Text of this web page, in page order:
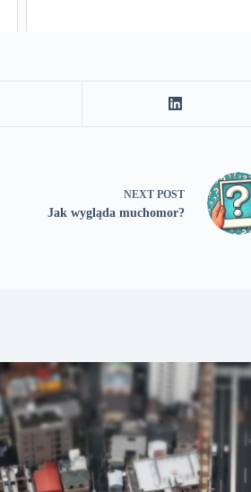
NEXT POST
Jak wygląda muchomor?